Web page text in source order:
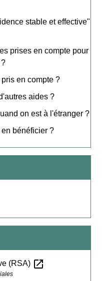
stable et effective"
prises en compte pour
en compte ?
aides ?
on est à l'étranger ?
bénéficier ?
(RSA) open_in_new